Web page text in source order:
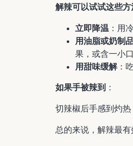
解辣可以试试这些方
立即降温 ：用
用油脂或奶制
果，或含一小
用甜味缓解：
如果手被辣到 ：
切辣椒后手感到灼
总的来说，解辣最